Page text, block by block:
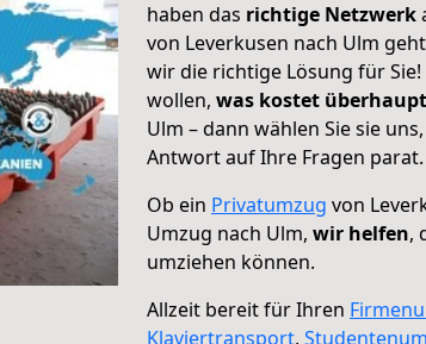
haben das richtige Netzwerk
von Leverkusen nach Ulm
wir die richtige Lösung für
wollen, was kostet
Ulm – dann wählen Sie sie
Antwort auf Ihre Fragen parat.
Ob ein Privatumzug von
Umzug nach Ulm, wir helfen,
umziehen können.
Allzeit bereit für Ihren
Klaviertransport,